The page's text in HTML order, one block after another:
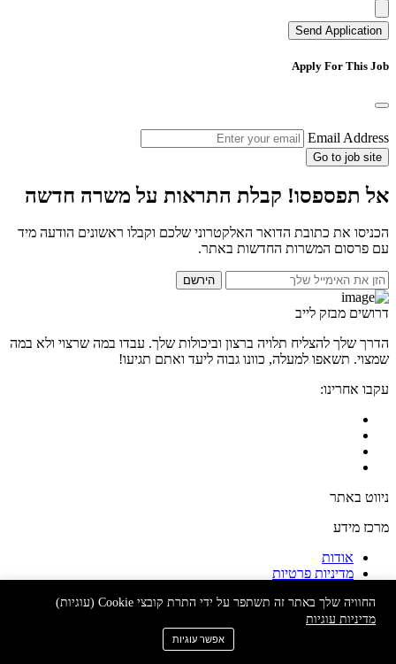
Send Application
Apply For This Job
Email Address
Go to job site
אל תפספסו! קבלת התראות על משרה חדשה
הכניסו את כתובת הדואר האלקטרוני שלכם וקבלו ראשונים הודעה מיד
עם פרסום המשרות החדשות באתר.
הירשם
דרושים מבזק לייב
הדרך שלך להצליח תלויה ברצון וביכולות שלך. עבדו במה שרצוי ולא במה
שמצוי. תשאפו למעלה, כוונו גבוה ליעד ואתם תגיעו!
עקבו אחרינו:
ניווט באתר
מרכז מידע
אודות
מדיניות פרטיות
דרושים מבזק לייב ©2024 כל הזכויות שמורות
החוויה שלך באתר זה תשתפר על ידי התרת קובצי Cookie (עוגיות)
מדיניות עוגיות
אפשר עוגיות